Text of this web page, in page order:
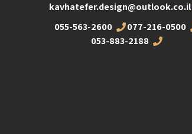
kavhatefer.design@outlook.co.il
077-216-0500
055-563-2600
053-883-2188